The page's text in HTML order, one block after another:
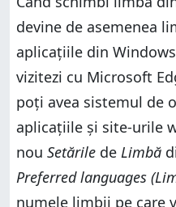
devine de asemenea
aplicațiile din
vizitezi cu Microsoft
poți avea sistemul de
aplicațiile și site-urile
nou Setările de Limbă
Preferred languages
numele limbii pe care